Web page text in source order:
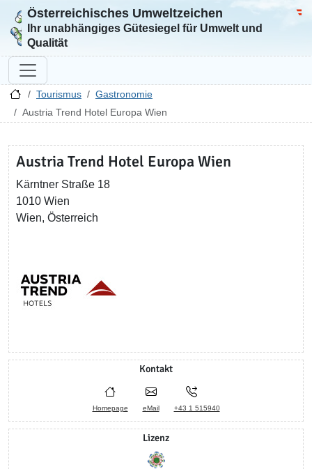
Zur Startseite
Österreichisches Umweltzeichen
Ihr unabhängiges Gütesiegel für Umwelt und
Qualität
Tourismus
Gastronomie
Austria Trend Hotel Europa Wien
Austria Trend Hotel Europa Wien
Kärntner Straße 18
1010 Wien
Wien, Österreich
Kontakt
Homepage eMail +43 1 515940
Lizenz